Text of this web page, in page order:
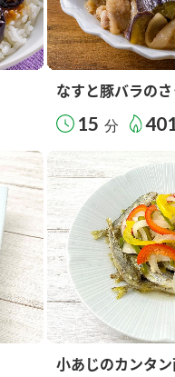
なすと豚バラの
15 分
小あじのカンタ